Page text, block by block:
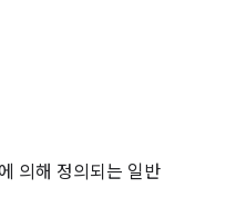
의해 정의되는 일반